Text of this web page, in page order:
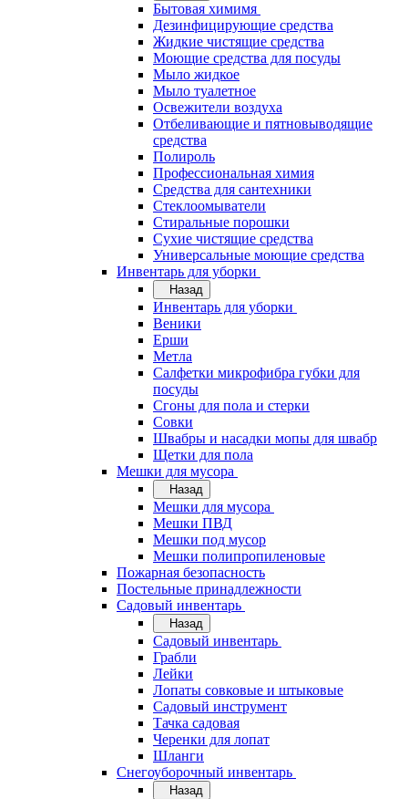
Бытовая химимя
Дезинфицирующие средства
Жидкие чистящие средства
Моющие средства для посуды
Мыло жидкое
Мыло туалетное
Освежители воздуха
Отбеливающие и пятновыводящие
средства
Полироль
Профессиональная химия
Средства для сантехники
Стеклоомыватели
Стиральные порошки
Сухие чистящие средства
Универсальные моющие средства
Инвентарь для уборки
Назад
Инвентарь для уборки
Веники
Ерши
Метла
Салфетки микрофибра губки для
посуды
Сгоны для пола и стерки
Совки
Швабры и насадки мопы для швабр
Щетки для пола
Мешки для мусора
Назад
Мешки для мусора
Мешки ПВД
Мешки под мусор
Мешки полипропиленовые
Пожарная безопасность
Постельные принадлежности
Садовый инвентарь
Назад
Садовый инвентарь
Грабли
Лейки
Лопаты совковые и штыковые
Садовый инструмент
Тачка садовая
Черенки для лопат
Шланги
Снегоуборочный инвентарь
Назад